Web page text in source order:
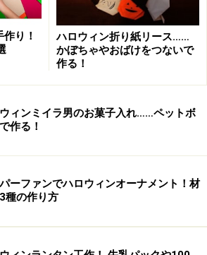
り、それを芯にします。芯がすっぽ
に、本体用のフエルトを準備しま
エルトを半分に折り、画像のよう
り！
ハロウィン折り紙リース……
かぼちゃやおばけをつないで
作る！
ィンミイラ男のお菓子入れ……ペットボ
作る！
ーファンでハロウィンオーナメント！材
種の作り方